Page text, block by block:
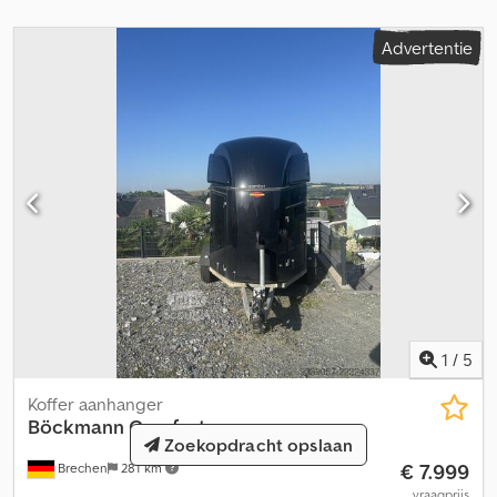
en te controleren, zodat er geen verkeerde verwachtingen
ontstaan over de staat en geschiktheid voor de koper.
Geen garantie op de verstrekte informatie! De vermelde
binnenafmetingen zijn indicatieve waarden. Bij nieuwe
voertuigen kunnen er extra kosten ontstaan voor transport en
documenten. INRUIL MOGELIJK VOOR VRIJWEL ALLES!!!
RUILHANDEL EN BETALING IN TERMIJNEN MOGELIJK!!!
Showterrein: 58285 Gevelsberg, Am Sinnerhoop 17
Openingstijden: Maandag tot en met vrijdag 8.30 tot 17.00 uur,
zaterdag 8.30 tot 14.00 uur Altijd meer dan 500 nieuwe en
gebruikte aanhangers op voorraad!!! Pegasus Anhänger GmbH
Am Sinnerhoop 17 58285 Gevelsberg Tel.: Fax:
Advertentie
1 / 5
Brechen 281 km
Koffer aanhanger
Böckmann Comfort
€ 7.999
Zoekopdracht opslaan